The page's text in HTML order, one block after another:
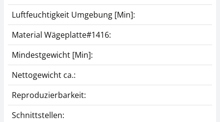
Luftfeuchtigkeit Umgebung [Min]:
Material Wägeplatte#1416:
Mindestgewicht [Min]:
Nettogewicht ca.:
Reproduzierbarkeit:
Schnittstellen: